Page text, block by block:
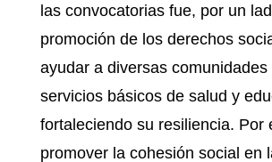
las convocatorias fue, por un
promoción de los derechos
ayudar a diversas
servicios básicos de salud y
fortaleciendo su resiliencia. Por
promover la cohesión social en